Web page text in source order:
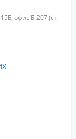
офис Б-207 (ст.